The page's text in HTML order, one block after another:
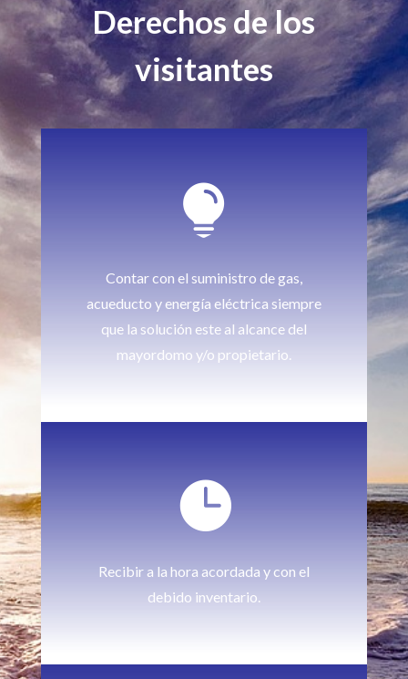
Derechos de los
visitantes

Contar con el suministro de gas,
acueducto y energía eléctrica siempre
que la solución este al alcance del
mayordomo y/o propietario.

Recibir a la hora acordada y con el
debido inventario.